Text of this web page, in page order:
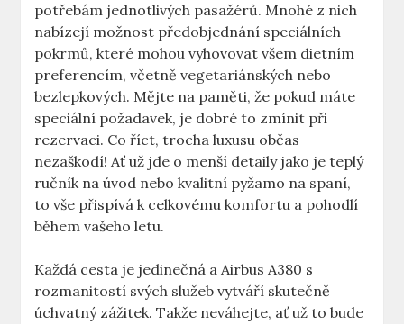
potřebám jednotlivých pasažérů. Mnohé⁣ z nich
nabízejí možnost předobjednání speciálních
pokrmů, které​ mohou⁢ vyhovovat všem dietním
preferencím, včetně vegetariánských nebo
bezlepkových.‍ Mějte​ na paměti,‍ že ​pokud ⁤máte
speciální požadavek, je dobré⁢ to zmínit při
rezervaci. Co říct, ​trocha luxusu občas
nezaškodí! Ať ‌už jde o menší detaily jako je teplý⁤
ručník na ⁤úvod ‌nebo kvalitní pyžamo‌ na spaní,
to vše přispívá k celkovému komfortu a pohodlí
během vašeho letu.
Každá cesta je jedinečná‍ a Airbus A380 s
rozmanitostí svých služeb ‍vytváří⁤ skutečně
úchvatný zážitek. Takže neváhejte, ať už to bude